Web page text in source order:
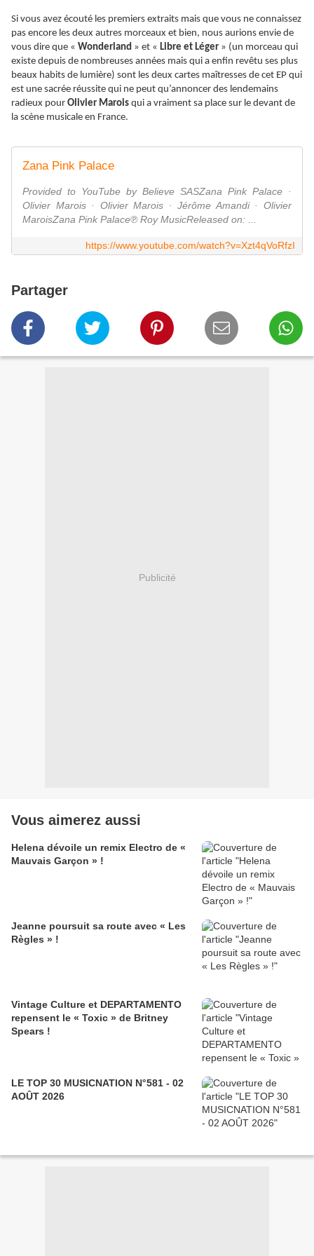
Si vous avez écouté les premiers extraits mais que vous ne connaissez
pas encore les deux autres morceaux et bien, nous aurions envie de
vous dire que « Wonderland » et « Libre et Léger » (un morceau qui
existe depuis de nombreuses années mais qui a enfin revêtu ses plus
beaux habits de lumière) sont les deux cartes maîtresses de cet EP qui
est une sacrée réussite qui ne peut qu’annoncer des lendemains
radieux pour Olivier Marois qui a vraiment sa place sur le devant de
la scène musicale en France.
Zana Pink Palace
Provided to YouTube by Believe SASZana Pink Palace ·
Olivier Marois · Olivier Marois · Jérôme Amandi · Olivier
MaroisZana Pink Palace℗ Roy MusicReleased on: ...
https://www.youtube.com/watch?v=Xzt4qVoRfzI
Partager
Publicité
Vous aimerez aussi
Helena dévoile un remix Electro de «
Mauvais Garçon » !
Jeanne poursuit sa route avec « Les
Règles » !
Vintage Culture et DEPARTAMENTO
repensent le « Toxic » de Britney
Spears !
LE TOP 30 MUSICNATION N°581 - 02
AOÛT 2026